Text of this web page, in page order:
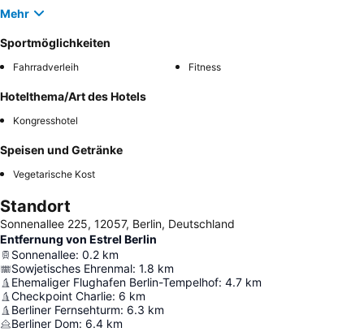
Mehr
Sportmöglichkeiten
Fahrradverleih Fitness
Hotelthema/Art des Hotels
Kongresshotel
Speisen und Getränke
Vegetarische Kost
Standort
Sonnenallee 225, 12057, Berlin, Deutschland
Entfernung von Estrel Berlin
Sonnenallee: 0.2 km
Sowjetisches Ehrenmal: 1.8 km
Ehemaliger Flughafen Berlin-Tempelhof: 4.7 km
Checkpoint Charlie: 6 km
Berliner Fernsehturm: 6.3 km
Berliner Dom: 6.4 km